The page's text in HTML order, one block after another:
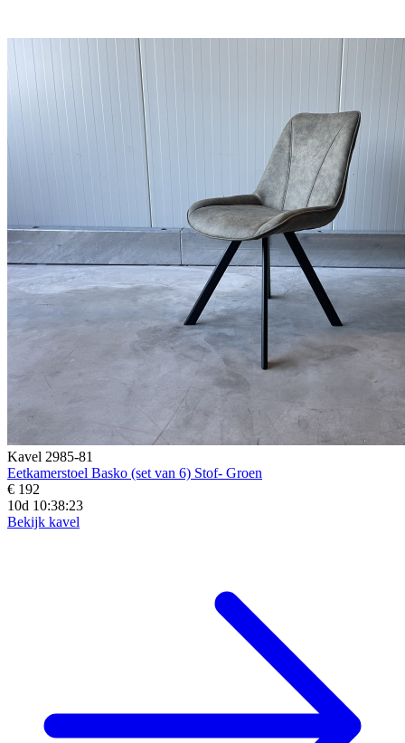
Kavel 2985-81
Eetkamerstoel Basko (set van 6) Stof- Groen
€ 192
10d 10:38:21
Bekijk kavel